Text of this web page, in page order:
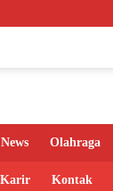
News Olahraga
Karir Kontak